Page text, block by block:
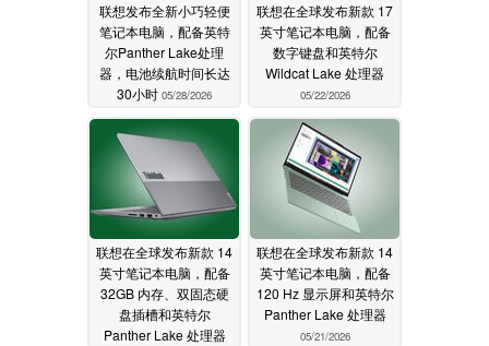
联想发布全新小巧轻便
笔记本电脑，配备英特
尔Panther Lake处理
器，电池续航时间长达
30小时 05/28/2026
联想在全球发布新款 17
英寸笔记本电脑，配备
数字键盘和英特尔
Wildcat Lake 处理器
05/22/2026
联想在全球发布新款 14
英寸笔记本电脑，配备
32GB 内存、双固态硬
盘插槽和英特尔
Panther Lake 处理器
联想在全球发布新款 14
英寸笔记本电脑，配备
120 Hz 显示屏和英特尔
Panther Lake 处理器
05/21/2026